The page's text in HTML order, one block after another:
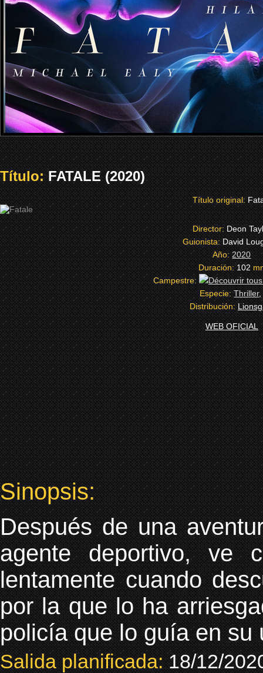
Título:FATALE (2020)
Título original:
Director:Deon
Guionista:David
Año:2020
Duración:102
Campestre:
Especie:Thriller
Distribución:
WEB OFICIAL
Sinopsis:
Después de una
agente deportivo, ve
lentamente cuando
por la que lo ha
policía que lo guía en su
Salida planificada:18/12/